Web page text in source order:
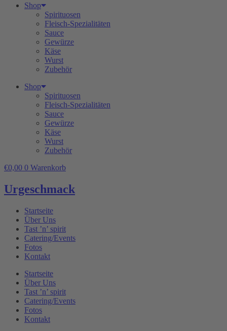
Shop
Spirituosen
Fleisch-Spezialitäten
Sauce
Gewürze
Käse
Wurst
Zubehör
Shop
Spirituosen
Fleisch-Spezialitäten
Sauce
Gewürze
Käse
Wurst
Zubehör
€0,00 0 Warenkorb
Urgeschmack
Startseite
Über Uns
Tast ’n’ spirit
Catering/Events
Fotos
Kontakt
Startseite
Über Uns
Tast ’n’ spirit
Catering/Events
Fotos
Kontakt